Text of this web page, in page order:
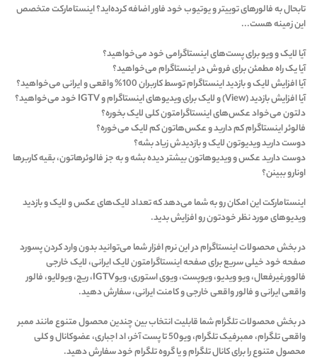
تابحال به فالورهای توییتر و یوتیوب خود فاور اضافه کرده‌اید؟ اینستامارکت متخصص
این زمینه هست...
آیا لایک و ویو برای پست‌های اینستاگرامی خود می‌خواهید؟
آیا یک راه مطمئن برای فروش در اینستاگرام می‌خواهید؟
آیا ‏‏افزایش لایک و بازدید اینستاگرام توسط کاربران 100% واقعی و ایرانی می‌خواهید؟
‏آیا افزایش بازدید (View) و لایک برای ویدیوهای اینستاگرام و IGTV خود می‌خواهید؟
دلتون می‌خواد عکس‌های اینستاگرامتون کلی لایک بخوره؟
‏فالوئر اینستاگرام کم دارید و عکس‌هاتون کم لایک می‌خوره؟
‏دوست دارید ویدیوتون لایک و بازدیدش زیاد بشه؟
‏دوست دارید عکس و ویدیو‌هاتون بیشتر دیده بشه و به جز فالوئر‌هاتون، بقیه کاربرها
اونارو ببینن؟
‏اینستامارکت این امکان رو به شما می‌دهد که تعداد لایک‌های عکس‌ و لایک و بازدید
ویدیوهای مورد نظر خودتون رو افزایش بدید.
در بخش محصولات اینستاگرام در این نرم افزار شما می‌توانید بدون وارد کردن پسورد
صفحه خود خیلی سریع برای صفحه اینستاگرامتون لایک ایرانی، لایک خارجی
فالوورغیرفعال، ویو ویدیو، ویوپست، ویوی استوری، ویوIGTV، ریچ، ویولایو، فالور
واقعی ایرانی و فالور واقعی خارجی و کامنت ایرانی، سفارش دهید.
در بخش محصولات تلگرام شما قابلیت انتخاب بین چندین محصول متنوع مانند ممبر
واقعی تلگرام، ممبرفیک تلگرام، ویو50 تا پست آخر، اد اجباری، عضوکانال و کلی
محصول متنوع را برای کانال تلگرام و یا گروه تلگرام خود سفارش دهید.